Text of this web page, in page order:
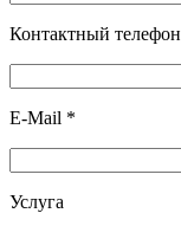
Контактный телефон
E-Mail *
Услуга